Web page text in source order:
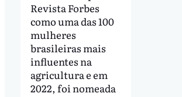
Revista Forbes
como uma das 100
mulheres
brasileiras mais
influentes na
agricultura e em
2022, foi nomeada